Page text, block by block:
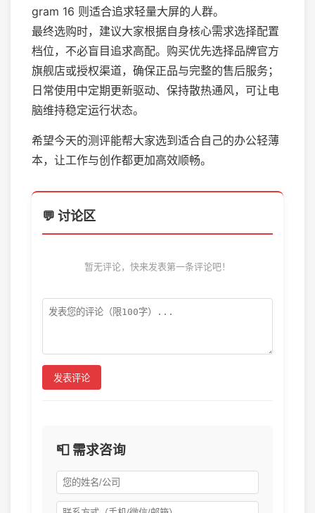
gram 16 则适合追求轻量大屏的人群。
最终选购时，建议大家根据自身核心需求选择配置
档位，不必盲目追求高配。购买优先选择品牌官方
旗舰店或授权渠道，确保正品与完整的售后服务；
日常使用中定期更新驱动、保持散热通风，可让电
脑维持稳定运行状态。
希望今天的测评能帮大家选到适合自己的办公轻薄
本，让工作与创作都更加高效顺畅。
💬 讨论区
暂无评论，快来发表第一条评论吧！
发表评论
📮 需求咨询